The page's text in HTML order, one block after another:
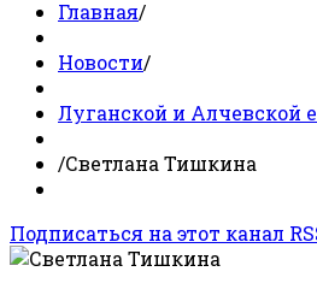
Главная/
Новости/
Луганской и Алчевской
/Светлана Тишкина
Подписаться на этот канал